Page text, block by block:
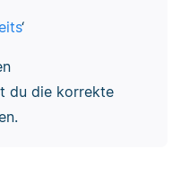
‘
du die korrekte